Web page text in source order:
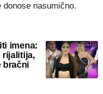
nasumično.
imena:
rijalitija,
bračni